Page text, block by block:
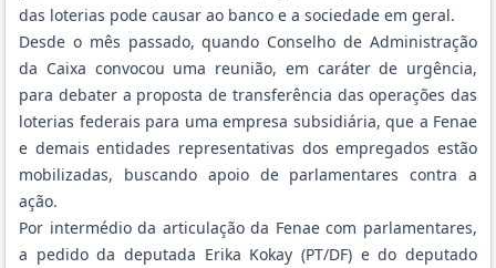
das loterias pode causar ao banco e a sociedade em geral.
Desde o mês passado, quando Conselho de Administração
da Caixa convocou uma reunião, em caráter de urgência,
para debater a proposta de transferência das operações das
loterias federais para uma empresa subsidiária, que a Fenae
e demais entidades representativas dos empregados estão
mobilizadas, buscando apoio de parlamentares contra a
ação.
Por intermédio da articulação da Fenae com parlamentares,
a pedido da deputada Erika Kokay (PT/DF) e do deputado